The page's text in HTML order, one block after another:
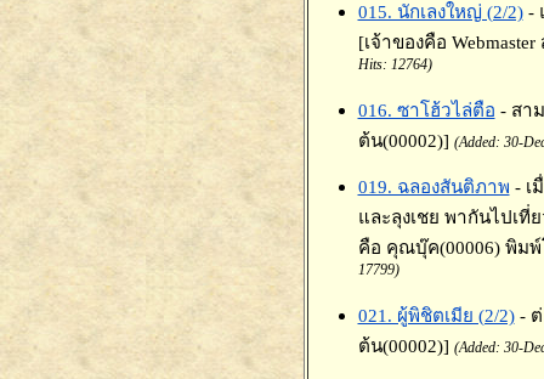
015. นักเลงใหญ่ (2/2) -
[เจ้าของคือ
Hits: 12764)
016. ซาโฮ้วไล่ตือ - สา
ต้น(00002)] (Added: 30-
019. ฉลองสันติภาพ - เ
และลุงเชย พากันไปเที่
คือ คุณบุ๊ค(00006) พิม
17799)
021. ผู้พิชิตเมีย (2/2) -
ต้น(00002)] (Added: 30-